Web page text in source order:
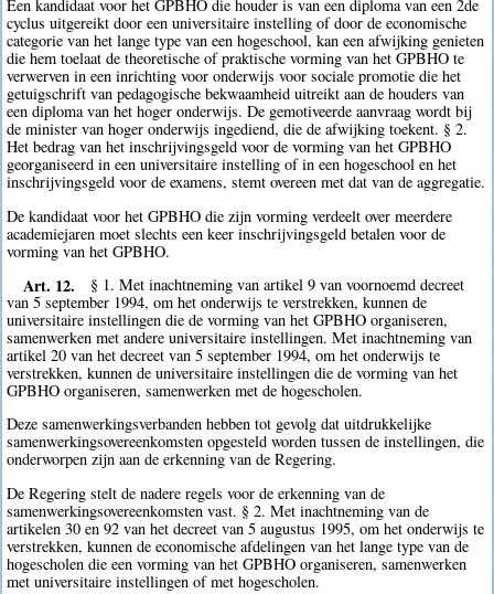
Een kandidaat voor het GPBHO die houder is van een diploma van een 2de
cyclus uitgereikt door een universitaire instelling of door de economische
categorie van het lange type van een hogeschool, kan een afwijking genieten
die hem toelaat de theoretische of praktische vorming van het GPBHO te
verwerven in een inrichting voor onderwijs voor sociale promotie die het
getuigschrift van pedagogische bekwaamheid uitreikt aan de houders van
een diploma van het hoger onderwijs. De gemotiveerde aanvraag wordt bij
de minister van hoger onderwijs ingediend, die de afwijking toekent. § 2.
Het bedrag van het inschrijvingsgeld voor de vorming van het GPBHO
georganiseerd in een universitaire instelling of in een hogeschool en het
inschrijvingsgeld voor de examens, stemt overeen met dat van de aggregatie.
De kandidaat voor het GPBHO die zijn vorming verdeelt over meerdere
academiejaren moet slechts een keer inschrijvingsgeld betalen voor de
vorming van het GPBHO.
Art. 12.
§ 1. Met inachtneming van artikel 9 van voornoemd decreet
van 5 september 1994, om het onderwijs te verstrekken, kunnen de
universitaire instellingen die de vorming van het GPBHO organiseren,
samenwerken met andere universitaire instellingen. Met inachtneming van
artikel 20 van het decreet van 5 september 1994, om het onderwijs te
verstrekken, kunnen de universitaire instellingen die de vorming van het
GPBHO organiseren, samenwerken met de hogescholen.
Deze samenwerkingsverbanden hebben tot gevolg dat uitdrukkelijke
samenwerkingsovereenkomsten opgesteld worden tussen de instellingen, die
onderworpen zijn aan de erkenning van de Regering.
De Regering stelt de nadere regels voor de erkenning van de
samenwerkingsovereenkomsten vast. § 2. Met inachtneming van de
artikelen 30 en 92 van het decreet van 5 augustus 1995, om het onderwijs te
verstrekken, kunnen de economische afdelingen van het lange type van de
hogescholen die een vorming van het GPBHO organiseren, samenwerken
met universitaire instellingen of met hogescholen.